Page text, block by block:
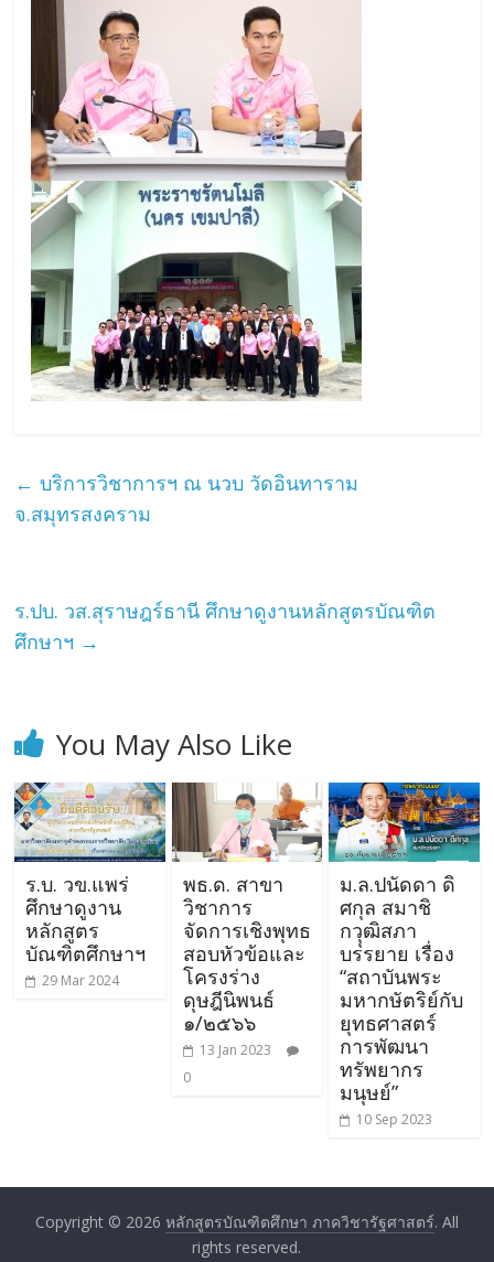
← บริการวิชาการฯ ณ นวบ วัดอินทาราม
จ.สมุทรสงคราม
ร.ปบ. วส.สุราษฎร์ธานี ศึกษาดูงานหลักสูตรบัณฑิต
ศึกษาฯ →
You May Also Like
ร.บ. วข.แพร่
ศึกษาดูงาน
หลักสูตร
บัณฑิตศึกษาฯ
29 Mar 2024
พธ.ด. สาขา
วิชาการ
จัดการเชิงพุทธ
สอบหัวข้อและ
โครงร่าง
ดุษฎีนิพนธ์
๑/๒๕๖๖
13 Jan 2023
0
ม.ล.ปนัดดา ดิ
ศกุล สมาชิ
กวุุฒิสภา
บรรยาย เรื่อง
“สถาบันพระ
มหากษัตริย์กับ
ยุทธศาสตร์
การพัฒนา
ทรัพยากร
มนุษย์”
10 Sep 2023
Copyright © 2026 หลักสูตรบัณฑิตศึกษา ภาควิชารัฐศาสตร์. All
rights reserved.